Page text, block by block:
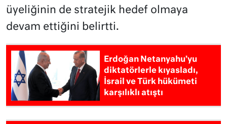
üyeliğinin de stratejik hedef olmaya
devam ettiğini belirtti.
Erdoğan Netanyahu’yu
diktatörlerle kıyasladı,
İsrail ve Türk hükümeti
karşılıklı atıştı